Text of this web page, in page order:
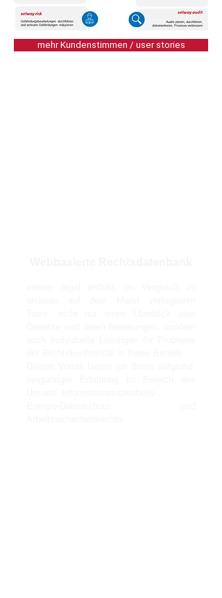
mehr Kundenstimmen / user stories